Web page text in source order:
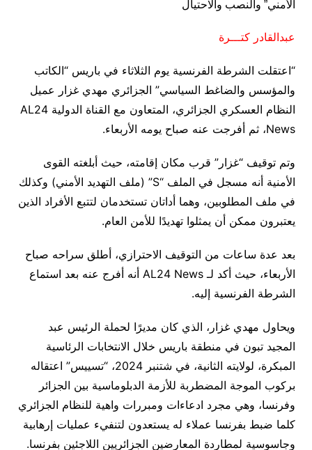
عبدالقادر كتـــرة
“اعتقلت الشرطة الفرنسية يوم الثلاثاء في باريس “الكاتب
والمؤسس والضاغط السياسي” الجزائري مهدي غزار عميل
النظام العسكري الجزائري، المتعاون مع القناة الدولية AL24
News، ثم أفرجت عنه صباح يومه الأربعاء.
وتم توقيف “غزار” قرب مكان إقامته، حيث أبلغته القوى
الأمنية أنه مسجل في الملف “S” (ملف التهديد الأمني) وكذلك
في ملف المطلوبين، وهما أداتان تستخدمان لتتبع الأفراد الذين
يعتبرون ممكن أن يمثلوا تهديدًا للأمن العام.
بعد عدة ساعات من التوقيف الاحترازي، أطلق سراحه صباح
الأربعاء، حيث أكد لـ AL24 News أنه أفرج عنه بعد استماع
الشرطة الفرنسية إليه.
ويحاول مهدي غزار، الذي كان مديرًا لحملة الرئيس عبد
المجيد تبون في منطقة باريس خلال الانتخابات الرئاسية
المبكرة، لولايته الثانية، في شتنبر 2024، “تسييس” اعتقاله
بركوب الموجة المضطربة للأزمة الدبلوماسية بين الجزائر
وفرنسا، وهي مجرد ادعاءات ومبررات واهية للنظام الجزائري
كلما ضبط بفرنسا عملاء له يستعدون لتنفيء عمليات إرهابية
وجاسوسية لمطاردة المعارضين الجزائريين اللاجئين بفرنسا.